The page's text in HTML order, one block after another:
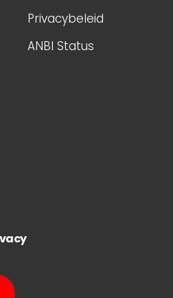
Privacybeleid
ANBI Status